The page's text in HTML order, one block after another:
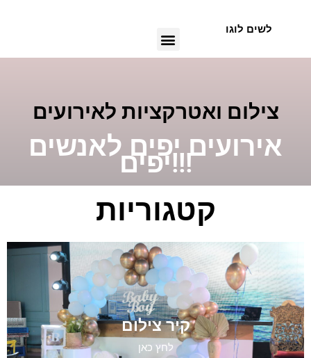
Menu לשים לוגו
צילום ואטרקציות לאירועים
אירועים יפים לאנשים
יפים!!!
קטגוריות
קיר צילום
לחץ כאן